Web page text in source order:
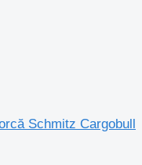
Schmitz Cargobull